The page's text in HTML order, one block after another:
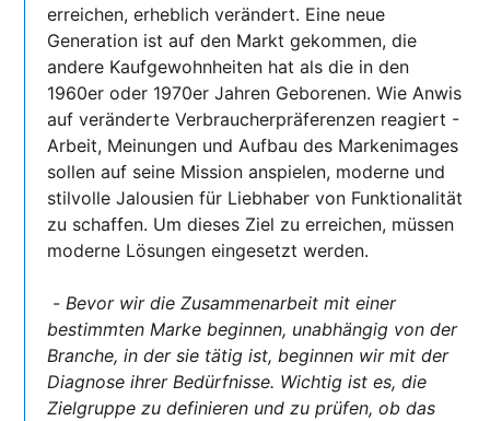
erreichen, erheblich verändert. Eine neue
Generation ist auf den Markt gekommen, die
andere Kaufgewohnheiten hat als die in den
1960er oder 1970er Jahren Geborenen. Wie Anwis
auf veränderte Verbraucherpräferenzen reagiert -
Arbeit, Meinungen und Aufbau des Markenimages
sollen auf seine Mission anspielen, moderne und
stilvolle Jalousien für Liebhaber von Funktionalität
zu schaffen. Um dieses Ziel zu erreichen, müssen
moderne Lösungen eingesetzt werden.
- Bevor wir die Zusammenarbeit mit einer
bestimmten Marke beginnen, unabhängig von der
Branche, in der sie tätig ist, beginnen wir mit der
Diagnose ihrer Bedürfnisse. Wichtig ist es, die
Zielgruppe zu definieren und zu prüfen, ob das